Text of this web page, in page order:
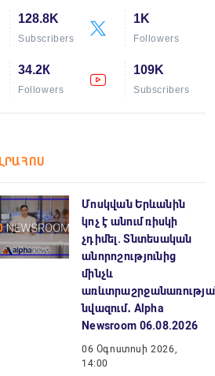
128.8K
Subscribers
1K
Followers
34.2К
Followers
109K
Subscribers
ԼՐԱՀՈՍ
Մոսկվան Երևանին
կոչ է անում ռիսկի
չդիմել. Տնտեսական
անորոշությունից
մինչև
նվազում․ Alpha
Newsroom 06.08.2026
06 Օգոստոսի 2026,
14:00